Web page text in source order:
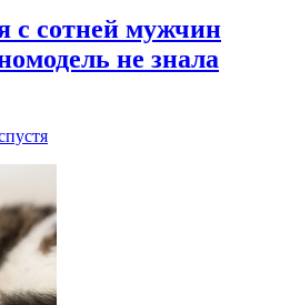
с сотней мужчин
не знала